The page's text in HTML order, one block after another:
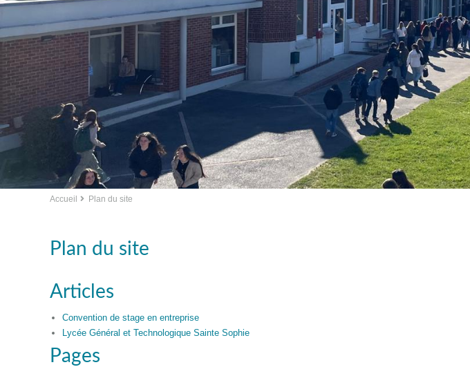
Accueil Plan du site
Plan du site
Articles
Convention de stage en entreprise
Lycée Général et Technologique Sainte Sophie
Pages